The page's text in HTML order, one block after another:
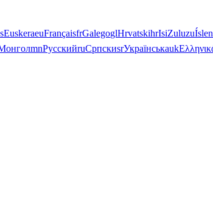
EuskeraeuFrançaisfrGalegoglHrvatskihrIsiZuluzu
mnРусскийruСрпскиsrУкраїнськаuk